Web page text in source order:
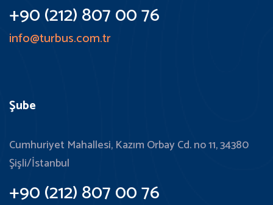
+90 (212) 807 00 76
info@turbus.com.tr
Şube
Cumhuriyet Mahallesi, Kazım Orbay Cd. no 11, 34380
Şişli/İstanbul
+90 (212) 807 00 76